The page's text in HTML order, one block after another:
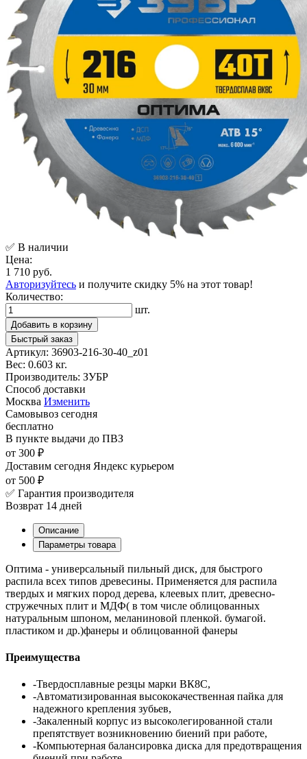
✅ В наличии
Цена:
1 710 руб.
Авторизуйтесь и получите скидку 5% на этот товар!
Количество:
шт.
Добавить в корзину
Быстрый заказ
Артикул: 36903-216-30-40_z01
Вес: 0.603 кг.
Производитель: ЗУБР
Способ доставки
Москва Изменить
Самовывоз сегодня
бесплатно
В пункте выдачи до ПВЗ
от 300 ₽
Доставим сегодня Яндекс курьером
от 500 ₽
✅ Гарантия производителя
Возврат 14 дней
Описание
Параметры товара
Оптима - универсальный пильный диск, для быстрого
распила всех типов древесины. Применяется для распила
твердых и мягких пород дерева, клеевых плит, древесно-
стружечных плит и МДФ( в том числе облицованных
натуральным шпоном, меланиновой пленкой. бумагой.
пластиком и др.)фанеры и облицованной фанеры
Преимущества
-Твердосплавные резцы марки ВК8С,
-Автоматизированная высококачественная пайка для
надежного крепления зубьев,
-Закаленный корпус из высоколегированной стали
препятствует возникновению биений при работе,
-Компьютерная балансировка диска для предотвращения